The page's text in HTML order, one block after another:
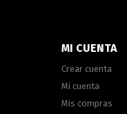
MI CUENTA
Crear cuenta
Mi cuenta
Mis compras